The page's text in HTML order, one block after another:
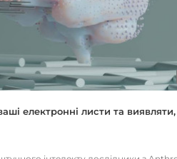
електронні листи та